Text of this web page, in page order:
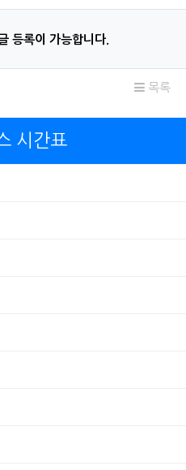
등록이 가능합니다.
목록
시간표